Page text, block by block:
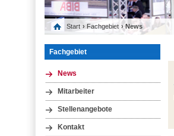
Start › Fachgebiet › News
Fachgebiet
News
Mitarbeiter
Stellenangebote
Kontakt